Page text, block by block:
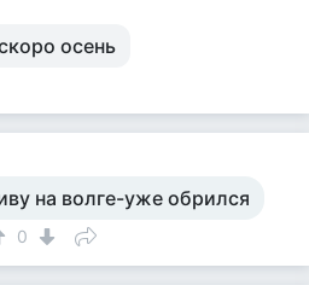
осень
на волге-уже обрился
0